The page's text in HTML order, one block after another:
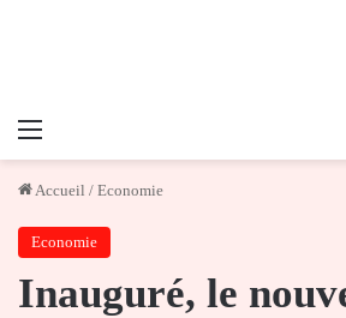
Menu
Accueil / Economie
Economie
Inauguré, le